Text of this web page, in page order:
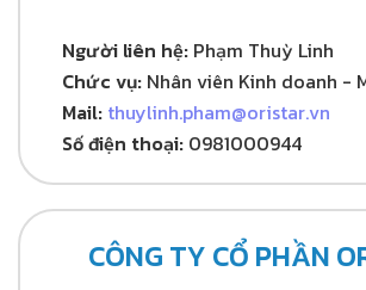
Người liên hệ: Phạm Thuỳ Linh
Chức vụ: Nhân viên Kinh doanh -
Mail: thuylinh.pham@oristar.vn
Số điện thoại: 0981000944
CÔNG TY CỔ PHẦN